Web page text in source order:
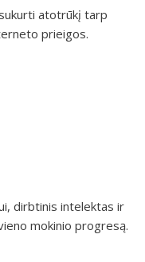
atotrūkį tarp
prieigos.
dirbtinis intelektas ir
mokinio progresą.